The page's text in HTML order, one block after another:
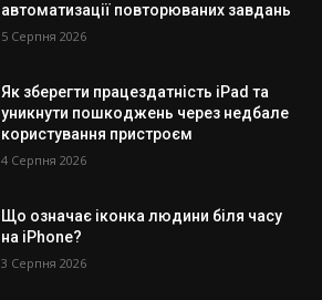
автоматизації повторюваних завдань
5 Серпня 2026
Як зберегти працездатність iPad та
уникнути пошкоджень через недбале
користування пристроєм
4 Серпня 2026
Що означає іконка людини біля часу
на iPhone?
3 Серпня 2026